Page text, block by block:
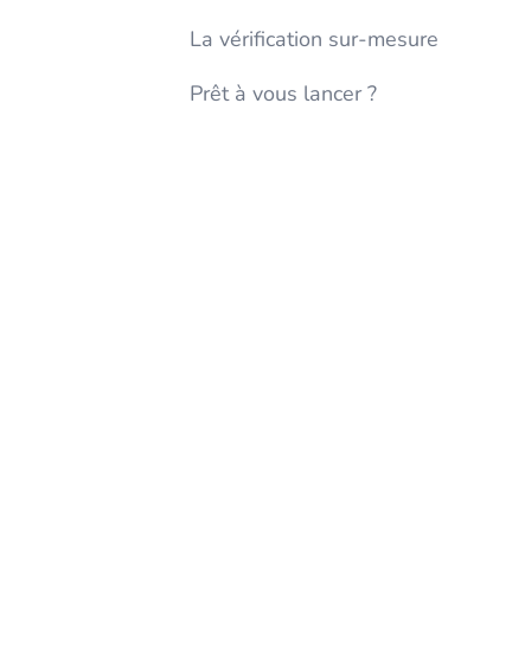
La vérification sur-mesure
Prêt à vous lancer ?